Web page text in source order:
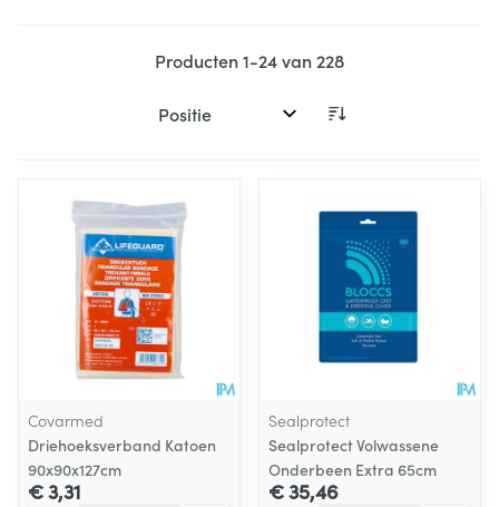
Producten1-24van 228
Sorteer op:
Covarmed
Driehoeksverband Katoen
90x90x127cm
€ 3,31
Sealprotect
Sealprotect Volwassene
Onderbeen Extra 65cm
€ 35,46